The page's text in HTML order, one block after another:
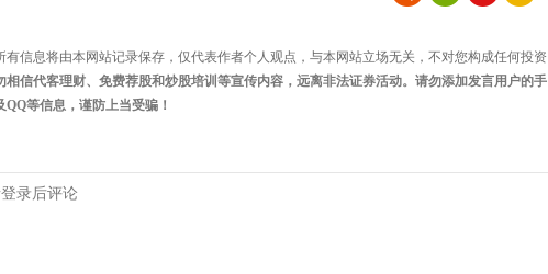
有信息将由本网站记录保存，仅代表作者个人观点，与本网站立场无关，不对您构成任何投资
相信代客理财、免费荐股和炒股培训等宣传内容，远离非法证券活动。请勿添加发言用户的手
等信息，谨防上当受骗！